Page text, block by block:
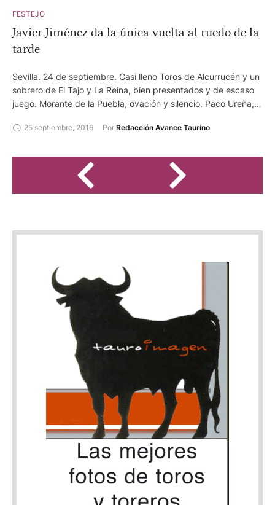
tan voluntarioso como irregular que también remató mal con la
espada. Rafael González mostró oficio y estar más rodado. Se
lució al …
FESTEJO
Javier Jiménez da la única vuelta al ruedo de la
tarde
Sevilla. 24 de septiembre. Casi lleno Toros de Alcurrucén y un
sobrero de El Tajo y La Reina, bien presentados y de escaso
juego. Morante de la Puebla, ovación y silencio. Paco Ureña,
ovación. Saludó en banderillas José L. López 'Lipi´. En la
en región pretibial derecha y herida contusa en labio inferior
que se sutura". Pronóstico leve.
25 septiembre, 2016 Por Redacción Avance Taurino